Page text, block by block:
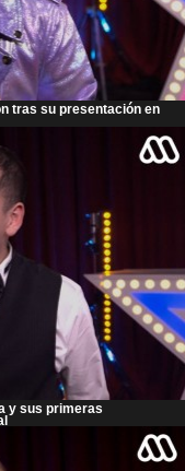
tras su presentación en
y sus primeras